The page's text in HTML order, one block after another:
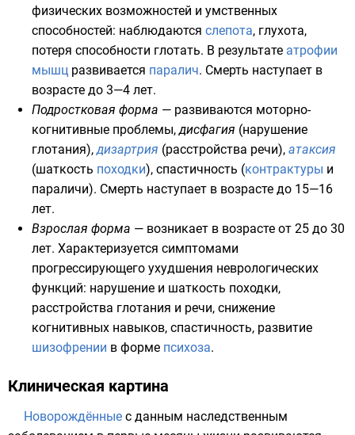
физических возможностей и умственных
способностей: наблюдаются слепота, глухота,
потеря способности глотать. В результате атрофии
мышц развивается паралич. Смерть наступает в
возрасте до 3—4 лет.
Подростковая форма — развиваются моторно-
когнитивные проблемы,дисфагия (нарушение
глотания),дизартрия (расстройства речи), атаксия
(шаткость походки), спастичность (контрактуры и
параличи). Смерть наступает в возрасте до 15—16
лет.
Взрослая форма — возникает в возрасте от 25 до 30
лет. Характеризуется симптомами
прогрессирующего ухудшения неврологических
функций: нарушение и шаткость походки,
расстройства глотания и речи, снижение
когнитивных навыков, спастичность, развитие
шизофрении в форме психоза.
Клиническая картина
Новорождённые с данным наследственным